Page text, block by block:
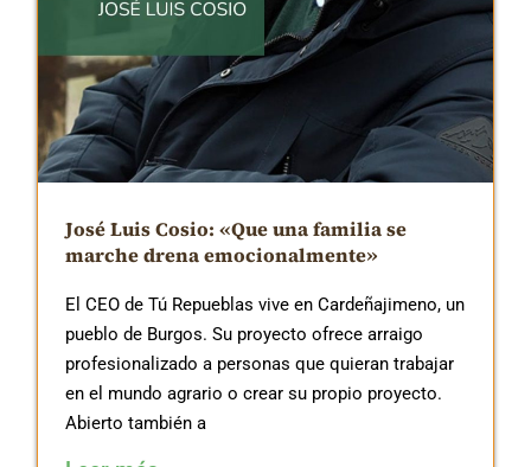
José Luis Cosio: «Que una familia se
marche drena emocionalmente»
El CEO de Tú Repueblas vive en Cardeñajimeno, un
pueblo de Burgos. Su proyecto ofrece arraigo
profesionalizado a personas que quieran trabajar
en el mundo agrario o crear su propio proyecto.
Abierto también a